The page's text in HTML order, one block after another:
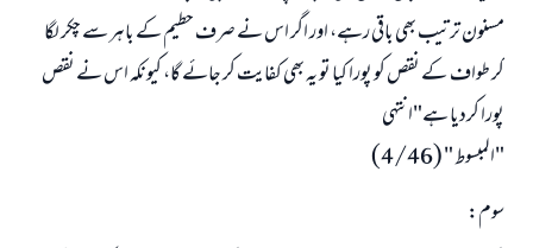
مسنون ترتیب بھی باقی رہے، اور اگر اس نے صرف حطیم کے باہر سے چکر لگا
کر طواف کے نقص کو پورا کیا تو یہ بھی کفایت کر جائے گا، کیونکہ اس نے نقص
پورا کردیا ہے"انتہی
"المبسوط " (4/46)
سوم: